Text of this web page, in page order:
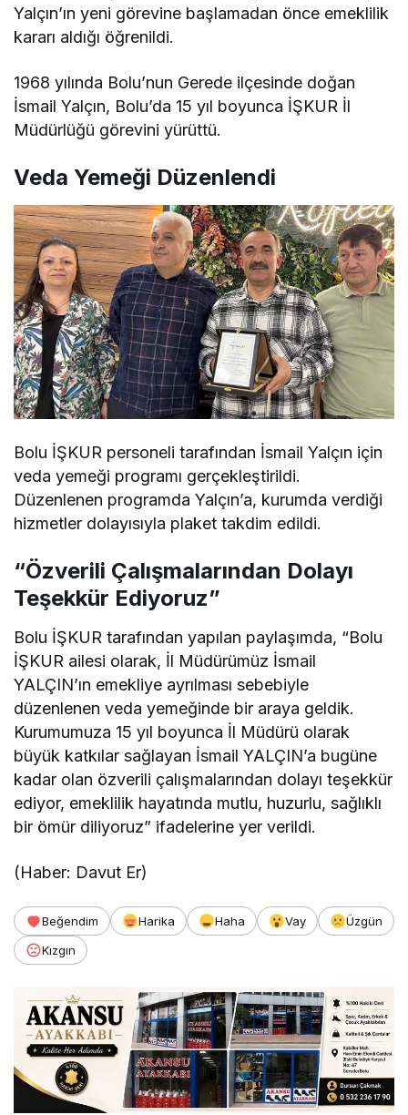
Yalçın’ın yeni görevine başlamadan önce emeklilik
kararı aldığı öğrenildi.
1968 yılında Bolu’nun Gerede ilçesinde doğan
İsmail Yalçın, Bolu’da 15 yıl boyunca İŞKUR İl
Müdürlüğü görevini yürüttü.
Veda Yemeği Düzenlendi
Bolu İŞKUR personeli tarafından İsmail Yalçın için
veda yemeği programı gerçekleştirildi.
Düzenlenen programda Yalçın’a, kurumda verdiği
hizmetler dolayısıyla plaket takdim edildi.
“Özverili Çalışmalarından Dolayı
Teşekkür Ediyoruz”
Bolu İŞKUR tarafından yapılan paylaşımda, “Bolu
İŞKUR ailesi olarak, İl Müdürümüz İsmail
YALÇIN’ın emekliye ayrılması sebebiyle
düzenlenen veda yemeğinde bir araya geldik.
Kurumumuza 15 yıl boyunca İl Müdürü olarak
büyük katkılar sağlayan İsmail YALÇIN’a bugüne
kadar olan özverili çalışmalarından dolayı teşekkür
ediyor, emeklilik hayatında mutlu, huzurlu, sağlıklı
bir ömür diliyoruz” ifadelerine yer verildi.
(Haber: Davut Er)
Beğendim Harika Haha Vay
Üzgün
Kızgın